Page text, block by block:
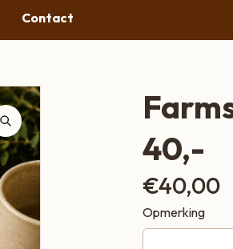
- 17:30
- 18:00
- 17:30
Contact
40,-
€40,00
Opmerking